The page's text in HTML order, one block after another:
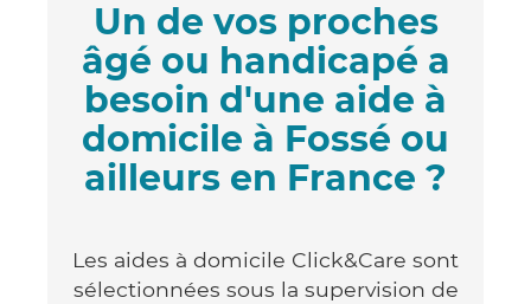
Un de vos proches
âgé ou handicapé a
besoin d'une aide à
domicile à Fossé ou
ailleurs en France ?
Les aides à domicile Click&Care sont
sélectionnées sous la supervision de